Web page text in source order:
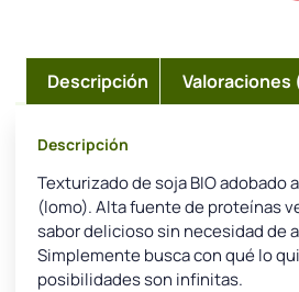
Descripción Valoraciones
Descripción
Texturizado de soja BIO adobado
(lomo). Alta fuente de proteínas
sabor delicioso sin necesidad de
Simplemente busca con qué lo
posibilidades son infinitas.